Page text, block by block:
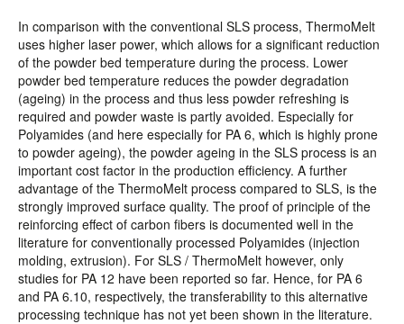
In comparison with the conventional SLS process, ThermoMelt
uses higher laser power, which allows for a significant reduction
of the powder bed temperature during the process. Lower
powder bed temperature reduces the powder degradation
(ageing) in the process and thus less powder refreshing is
required and powder waste is partly avoided. Especially for
Polyamides (and here especially for PA 6, which is highly prone
to powder ageing), the powder ageing in the SLS process is an
important cost factor in the production efficiency. A further
advantage of the ThermoMelt process compared to SLS, is the
strongly improved surface quality. The proof of principle of the
reinforcing effect of carbon fibers is documented well in the
literature for conventionally processed Polyamides (injection
molding, extrusion). For SLS / ThermoMelt however, only
studies for PA 12 have been reported so far. Hence, for PA 6
and PA 6.10, respectively, the transferability to this alternative
processing technique has not yet been shown in the literature.